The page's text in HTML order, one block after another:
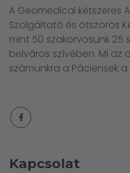
A Geomedical kétszeres
Szolgáltató és ötszörös
mint 50 szakorvosunk 25
belváros szívében. Mi az
számunkra a Páciensek
Kapcsolat